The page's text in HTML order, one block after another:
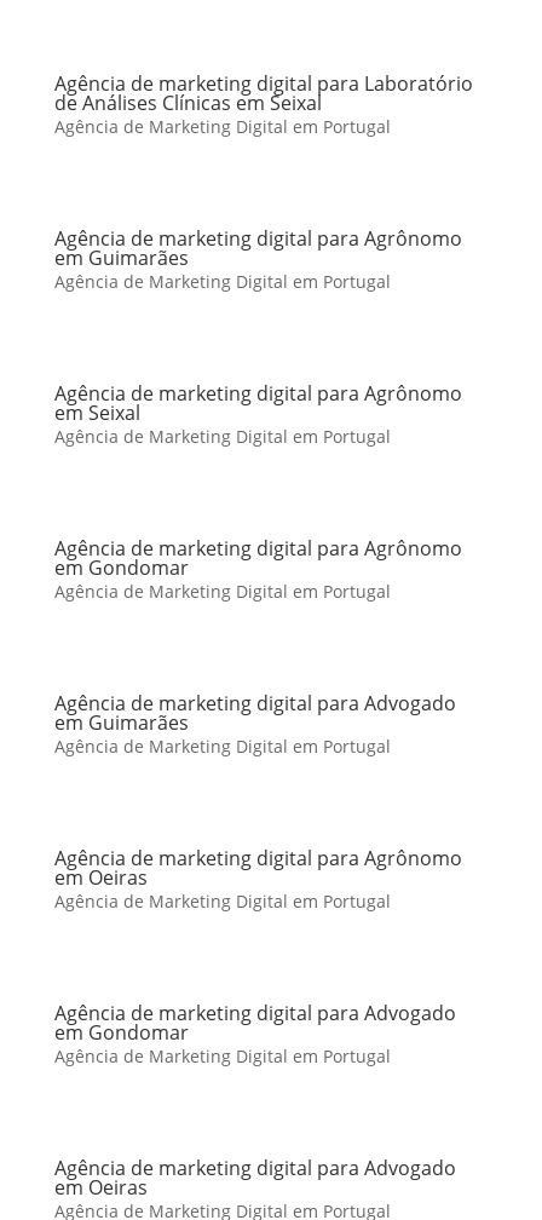
Agência de marketing digital para Laboratório
de Análises Clínicas em Seixal
Agência de Marketing Digital em Portugal
Agência de marketing digital para Agrônomo
em Guimarães
Agência de Marketing Digital em Portugal
Agência de marketing digital para Agrônomo
em Seixal
Agência de Marketing Digital em Portugal
Agência de marketing digital para Agrônomo
em Gondomar
Agência de Marketing Digital em Portugal
Agência de marketing digital para Advogado
em Guimarães
Agência de Marketing Digital em Portugal
Agência de marketing digital para Agrônomo
em Oeiras
Agência de Marketing Digital em Portugal
Agência de marketing digital para Advogado
em Gondomar
Agência de Marketing Digital em Portugal
Agência de marketing digital para Advogado
em Oeiras
Agência de Marketing Digital em Portugal